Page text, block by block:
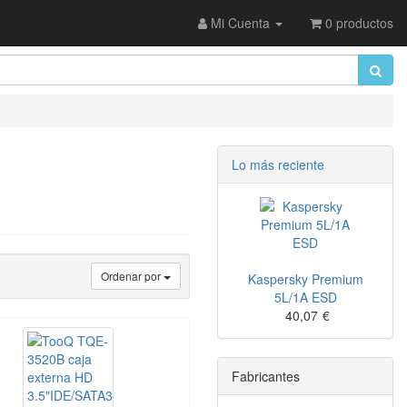
Mi Cuenta 0 productos
Ordenar por
Lo más reciente
Kaspersky Premium
5L/1A ESD
40,07 €
Fabricantes